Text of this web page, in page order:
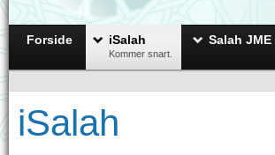
Forside iSalah
Kommer snart.
Salah JME
iSalah